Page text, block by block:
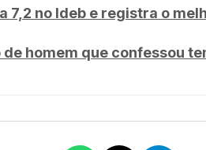
7,2 no Ideb e registra o
homem que confessou